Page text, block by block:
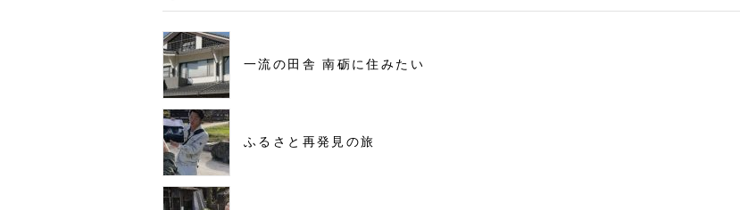
一流の田舎 南砺に住みたい
ふるさと再発見の旅